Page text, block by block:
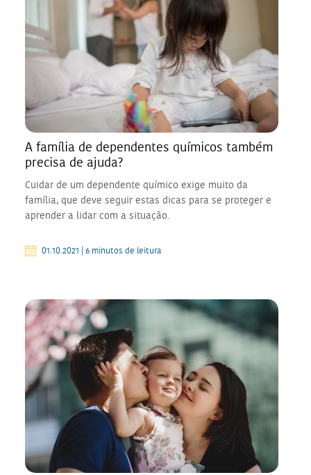
A família de dependentes químicos também
precisa de ajuda?
Cuidar de um dependente químico exige muito da
família, que deve seguir estas dicas para se proteger e
aprender a lidar com a situação.
01.10.2021 | 6 minutos de leitura